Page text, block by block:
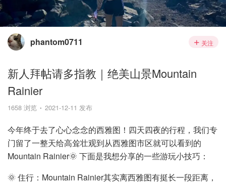
phantom0711 关注
新人拜帖请多指教｜绝美山景Mountain
Rainier
1658 浏览 2021-12-11 发布
今年终于去了心心念念的西雅图！四天四夜的行程，我们专
门留了一整天给高耸壮观到从西雅图市区就可以看到的
Mountain Rainier🌞 下面是我想分享的一些游玩小技巧：
🌞 住行：Mountain Rainier其实离西雅图有挺长一段距离，